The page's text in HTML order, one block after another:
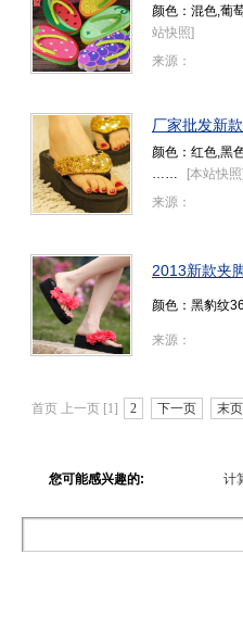
颜色：混色,葡
站快照]
来源：
厂家批发新
颜色：红色,黑
……
[本站快照]
来源：
2013新款夹
颜色：黑豹纹
来源：
首页 上一页 [1] 2 下一页 末页
您可能感兴趣的: 计